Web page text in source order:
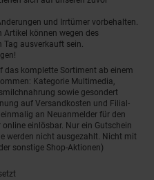
und Irrtümer vorbehalten.
können wegen des
Tag ausverkauft sein.
das komplette Sortiment ab einem
Kategorie Multimedia,
sowie gesondert
auf Versandkosten und Filial-
an Neuanmelder für den
einlösbar. Nur ein Gutschein
werden nicht ausgezahlt. Nicht mit
sonstige Shop-Aktionen)